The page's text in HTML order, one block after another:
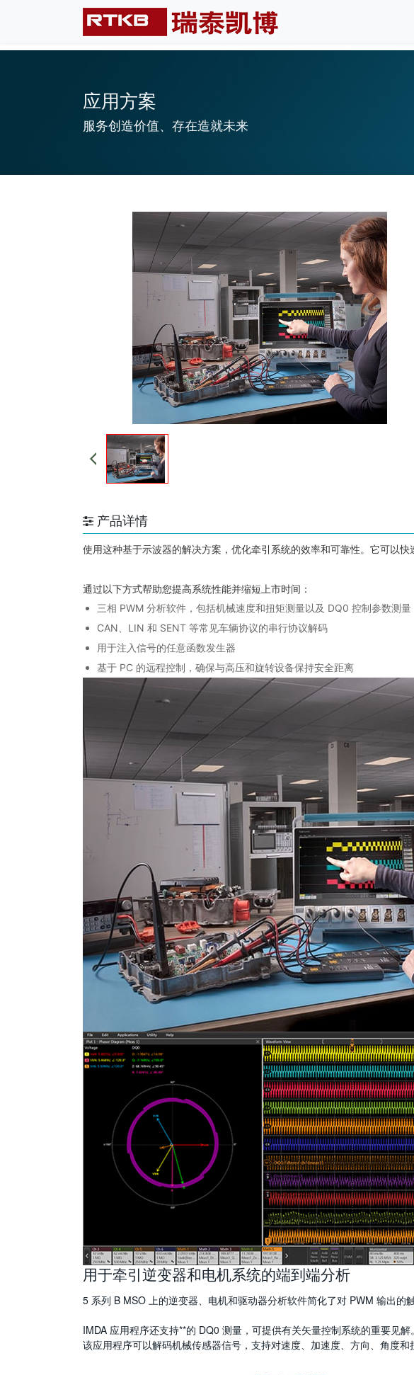
应用方案
服务创造价值、存在造就未来
产品详情
使用这种基于示波器的解决方案，优化牵引系统的效率和可靠性。它可以快
通过以下方式帮助您提高系统性能并缩短上市时间：
三相 PWM 分析软件，包括机械速度和扭矩测量以及 DQ0 控制参数测量
CAN、LIN 和 SENT 等常见车辆协议的串行协议解码
用于注入信号的任意函数发生器
基于 PC 的远程控制，确保与高压和旋转设备保持安全距离
用于牵引逆变器和电机系统的端到端分析
5 系列 B MSO 上的逆变器、电机和驱动器分析软件简化了对 PWM 输出的
IMDA 应用程序还支持**的 DQ0 测量，可提供有关矢量控制系统的重要见
该应用程序可以解码机械传感器信号，支持对速度、加速度、方向、角度